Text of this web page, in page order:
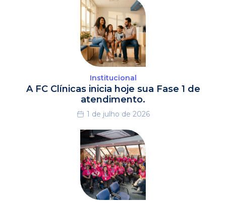
Institucional
A FC Clínicas inicia hoje sua Fase 1 de
atendimento.
1 de julho de 2026